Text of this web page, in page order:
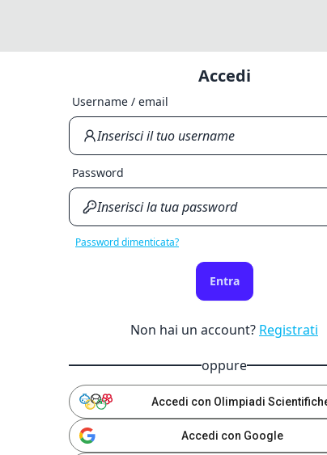
Accedi
Username / email
Password
Password dimenticata?
Entra
Non hai un account? Registrati
oppure
Accedi con Olimpiadi
Accedi con Google